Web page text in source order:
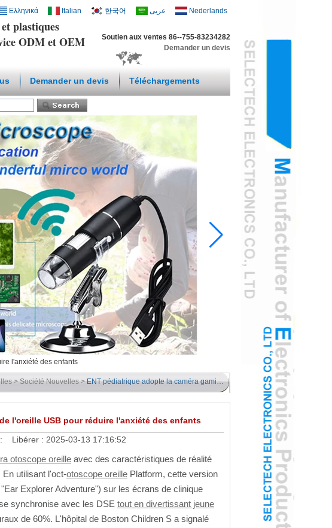
plastiques
ODM et OEM
Soutien aux ventes 86--755-83234282
Demander un devis
Ελληνικά Italian 한국어 عربى Nederlands
Demander un devis Téléchargements
l'anxiété des enfants
>Société Nouvelles> ENT pédiatrique adopte la caméra gamifiée de l'oreille USB pour réduire l'anxiété des enfants
l'oreille USB pour réduire l'anxiété des enfants
Libérer : 2025-03-13 17:16:52
otoscope oreille avec des caractéristiques de réalité
utilisant l'oct-otoscope oreille Platform, cette version
Explorer Adventure") sur les écrans de clinique
synchronise avec les DSE tout en divertissant jeune
de 60%. L'hôpital de Boston Children S a signalé